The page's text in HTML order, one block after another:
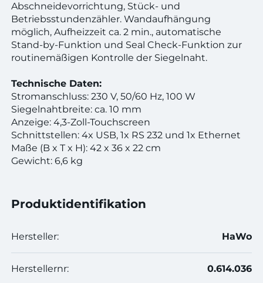
Abschneidevorrichtung, Stück- und
Betriebsstundenzähler. Wandaufhängung
möglich, Aufheizzeit ca. 2 min., automatische
Stand-by-Funktion und Seal Check-Funktion zur
routinemäßigen Kontrolle der Siegelnaht.
Technische Daten:
Stromanschluss: 230 V, 50/60 Hz, 100 W
Siegelnahtbreite: ca. 10 mm
Anzeige: 4,3-Zoll-Touchscreen
Schnittstellen: 4x USB, 1x RS 232 und 1x Ethernet
Maße (B x T x H): 42 x 36 x 22 cm
Gewicht: 6,6 kg
Produktidentifikation
Hersteller: HaWo
Herstellernr: 0.614.036